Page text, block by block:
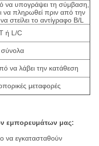
να υπογράψει τη σύμβαση,
να πληρωθεί πριν από την
στείλει το αντίγραφο B/L
ή L/C
να λάβει την κατάθεση
μεταφορές
εμπορευμάτων μας:
να εγκατασταθούν